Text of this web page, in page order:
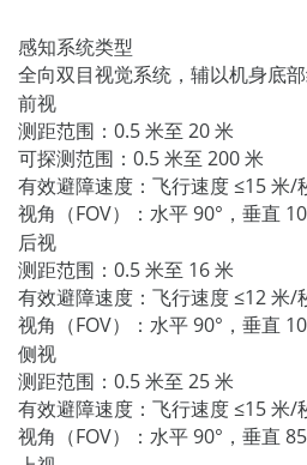
感知系统类型
全向双目视觉系统，辅以机身底
前视
测距范围：0.5 米至 20 米
可探测范围：0.5 米至 200 米
有效避障速度：飞行速度 ≤15 米/
视角（FOV）：水平 90°，垂直
后视
测距范围：0.5 米至 16 米
有效避障速度：飞行速度 ≤12 米/
视角（FOV）：水平 90°，垂直
侧视
测距范围：0.5 米至 25 米
有效避障速度：飞行速度 ≤15 米/
视角（FOV）：水平 90°，垂直